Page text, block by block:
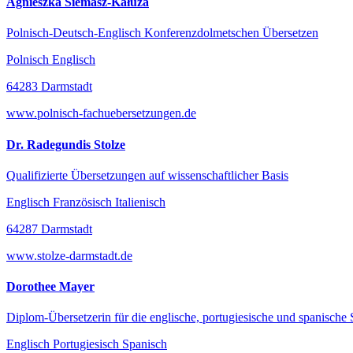
Polnisch-Deutsch-Englisch Konferenzdolmetschen Übersetzen
Polnisch Englisch
64283 Darmstadt
www.polnisch-fachuebersetzungen.de
Dr. Radegundis Stolze
Qualifizierte Übersetzungen auf wissenschaftlicher Basis
Englisch Französisch Italienisch
64287 Darmstadt
www.stolze-darmstadt.de
Dorothee Mayer
Diplom-Übersetzerin für die englische, portugiesische und spanische
Englisch Portugiesisch Spanisch